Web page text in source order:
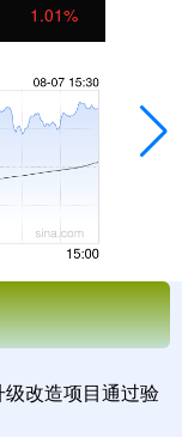
1.01%
改造项目通过验